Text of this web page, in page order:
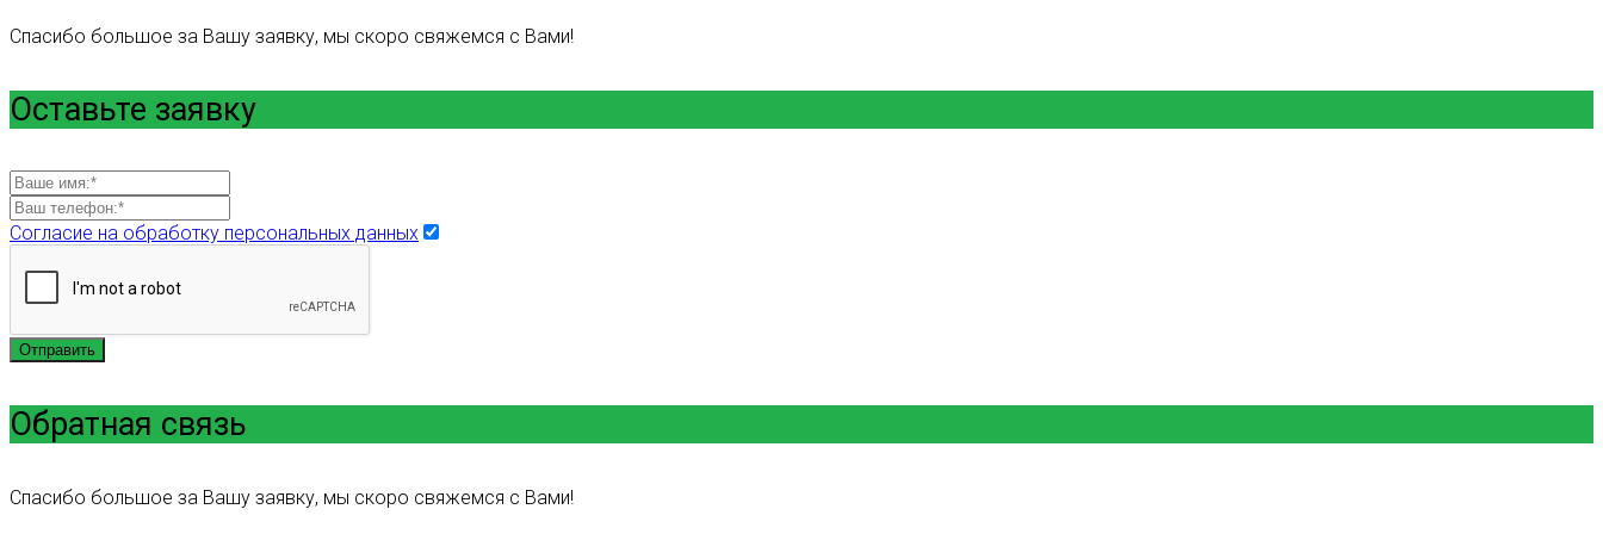
Спасибо большое за Вашу заявку, мы скоро свяжемся с Вами!
Оставьте заявку
Согласие на обработку персональных данных
Отправить
Обратная связь
Спасибо большое за Вашу заявку, мы скоро свяжемся с Вами!